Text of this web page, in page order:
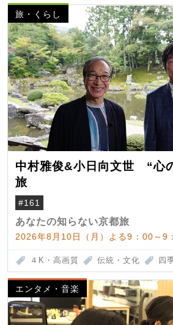
旅・くらし
中村雅俊&小日向文世 “心
旅
#161
あなたの知らない京都旅
2026年8月10日（月）よる9：00～9
４K・高画質 伝統・文化 四
エンタメ・音楽